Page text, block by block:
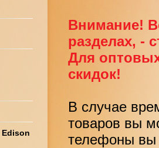
Внимание!
разделах, -
Для
скидок!
В случае
товаров вы
телефоны вы